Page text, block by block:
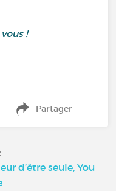
!
Partager
d’être seule, You